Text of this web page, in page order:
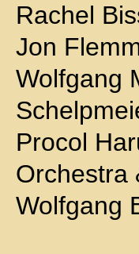
Rachel
Jon
Wolfgang
Procol
Orchestra
Wolfgang